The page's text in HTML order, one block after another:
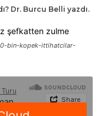
Dr. Burcu Belli yazdı.
bin-kopek-ittihatcilar-